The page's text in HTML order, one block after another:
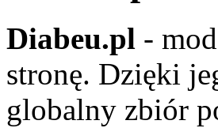
Diabeu.pl -
stronę. Dzięki
globalny zbiór